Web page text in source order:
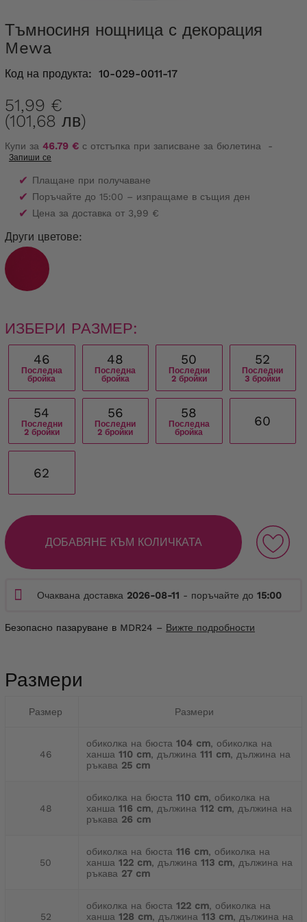
Тъмносиня нощница с декорация
Mewa
Код на продукта: 10-029-0011-17
51,99 €
(101,68 лв)
Купи за 46.79 € с отстъпка при записване за бюлетина -
Запиши се
✔ Плащане при получаване
✔ Поръчайте до 15:00 – изпращаме в същия ден
✔ Цена за доставка от 3,99 €
Други цветове:
ИЗБЕРИ РАЗМЕР:
46
Последна
бройка
48
Последна
бройка
50
Последни
2 бройки
52
Последни
3 бройки
54
Последни
2 бройки
56
Последни
2 бройки
58
Последна
бройка
60
62
ДОБАВЯНЕ КЪМ КОЛИЧКАТА
Очаквана доставка 2026-08-11 - поръчайте до 15:00
Безопасно пазаруване в MDR24 – Вижте подробности
Размери
Размер Размери
46
обиколка на бюста 104 cm, обиколка на
ханша 110 cm, дължина 111 cm, дължина на
ръкава 25 cm
48
обиколка на бюста 110 cm, обиколка на
ханша 116 cm, дължина 112 cm, дължина на
ръкава 26 cm
50
обиколка на бюста 116 cm, обиколка на
ханша 122 cm, дължина 113 cm, дължина на
ръкава 27 cm
52
обиколка на бюста 122 cm, обиколка на
ханша 128 cm, дължина 113 cm, дължина на